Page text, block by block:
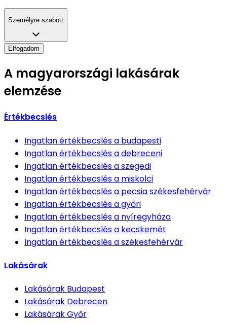
Személyre szabott
Elfogadom
A magyarországi lakásárak
elemzése
Értékbecslés
Ingatlan értékbecslésa budapesti
Ingatlan értékbecslésa debreceni
Ingatlan értékbecslésa szegedi
Ingatlan értékbecslésa miskolci
Ingatlan értékbecslésa pecsia székesfehérvár
Ingatlan értékbecslésa győri
Ingatlan értékbecslésa nyíregyháza
Ingatlan értékbecslésa kecskemét
Ingatlan értékbecslésa székesfehérvár
Lakásárak
Lakásárak Budapest
Lakásárak Debrecen
LakásárakGyőr